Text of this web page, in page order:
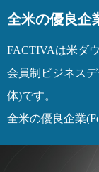
全米の優良企
FACTIVAは米ダ
会員制ビジネス
体)です。
全米の優良企業